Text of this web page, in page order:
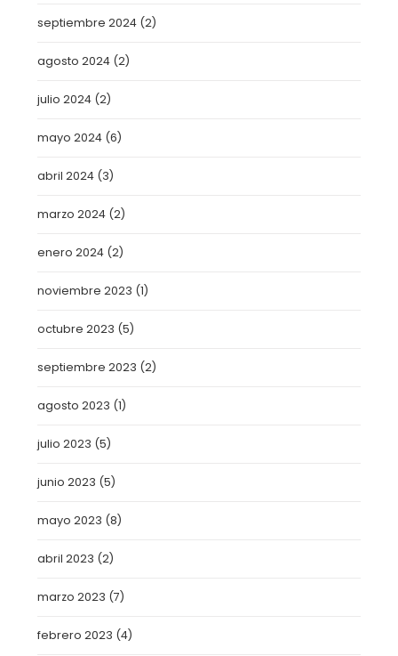
septiembre 2024 (2)
agosto 2024 (2)
julio 2024 (2)
mayo 2024 (6)
abril 2024 (3)
marzo 2024 (2)
enero 2024 (2)
noviembre 2023 (1)
octubre 2023 (5)
septiembre 2023 (2)
agosto 2023 (1)
julio 2023 (5)
junio 2023 (5)
mayo 2023 (8)
abril 2023 (2)
marzo 2023 (7)
febrero 2023 (4)